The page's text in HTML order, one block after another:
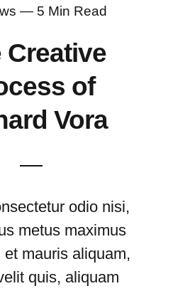
— 5 Min Read
Creative
of
Vora
odio nisi,
metus maximus
mauris aliquam,
quis, aliquam